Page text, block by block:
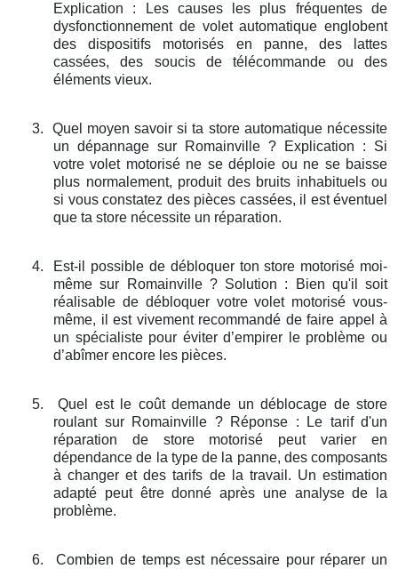
Explication : Les causes les plus fréquentes de
dysfonctionnement de volet automatique englobent
des dispositifs motorisés en panne, des lattes
cassées, des soucis de télécommande ou des
éléments vieux.
3.
Quel moyen savoir si ta store automatique nécessite
un dépannage sur Romainville ? Explication : Si
votre volet motorisé ne se déploie ou ne se baisse
plus normalement, produit des bruits inhabituels ou
si vous constatez des pièces cassées, il est éventuel
que ta store nécessite un réparation.
4.
Est-il possible de débloquer ton store motorisé moi-
même sur Romainville ? Solution : Bien qu'il soit
réalisable de débloquer votre volet motorisé vous-
même, il est vivement recommandé de faire appel à
un spécialiste pour éviter d’empirer le problème ou
d’abîmer encore les pièces.
5.
Quel est le coût demande un déblocage de store
roulant sur Romainville ? Réponse : Le tarif d'un
réparation de store motorisé peut varier en
dépendance de la type de la panne, des composants
à changer et des tarifs de la travail. Un estimation
adapté peut être donné après une analyse de la
problème.
6.
Combien de temps est nécessaire pour réparer un